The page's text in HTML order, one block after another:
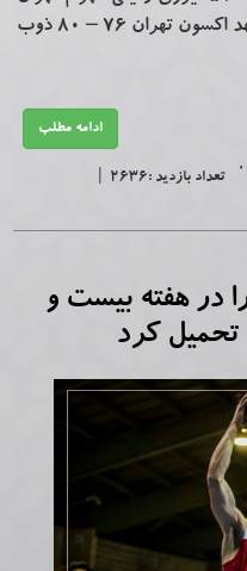
۶۳ – ۶۸ آویژه صنعت پارسا مشهد اکسون تهران ۷۶ – ۸۰ ذوب
ادامه مطلب
,
تعداد بازدید :2636 |
در هفته بیست و
تحمیل کرد